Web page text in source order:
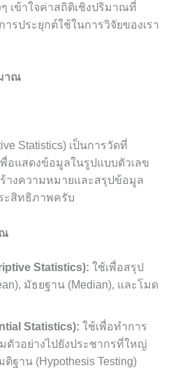
เข้าใจค่าสถิติเชิงปริมาณที่
รประยุกต์ใช้ในการวิจัยของเรา
าณ
Statistics) เป็นการวัดที่
อแสดงข้อมูลในรูปแบบตัวเลข
างความหมายและสรุปข้อมูล
ะสิทธิภาพครับ
Statistics): ใช้เพื่อสรุป
มัธยฐาน (Median), และโมด
Statistics): ใช้เพื่อทำการ
วอย่างไปยังประชากรที่ใหญ่
ฐาน (Hypothesis Testing)